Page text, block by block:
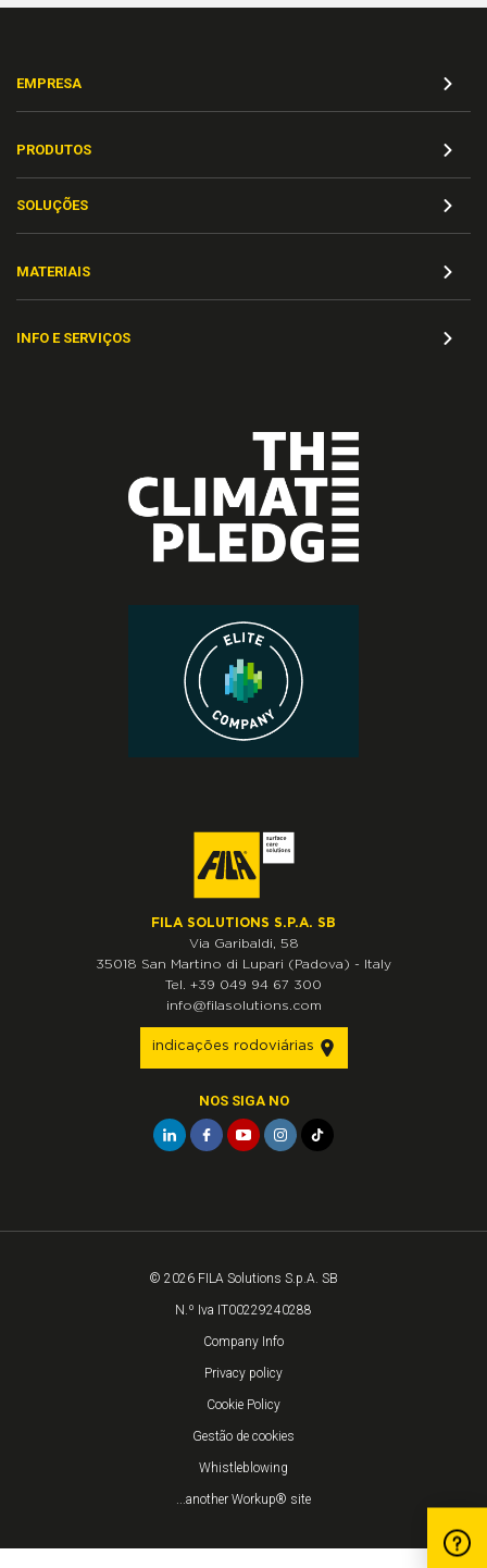
EMPRESA
PRODUTOS
SOLUÇÕES
MATERIAIS
INFO E SERVIÇOS
FILA SOLUTIONS S.P.A. SB
Via Garibaldi, 58
35018 San Martino di Lupari (Padova) - Italy
Tel. +39 049 94 67 300
info@filasolutions.com
indicações rodoviárias
NOS SIGA NO
© 2026 FILA Solutions S.p.A. SB
N.º Iva IT00229240288
Company Info
Privacy policy
Cookie Policy
Gestão de cookies
Whistleblowing
...another Workup® site